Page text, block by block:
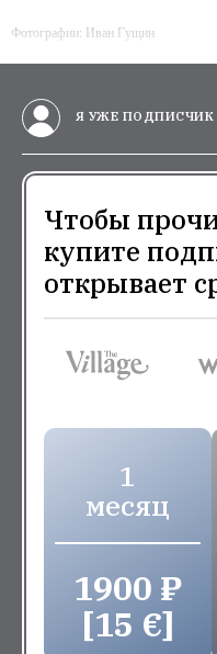
Фотографии: Иван Гущин
Я УЖЕ ПОДПИСЧИК
Чтобы
купите
открывает
1
месяц
1900 ₽
[15 €]